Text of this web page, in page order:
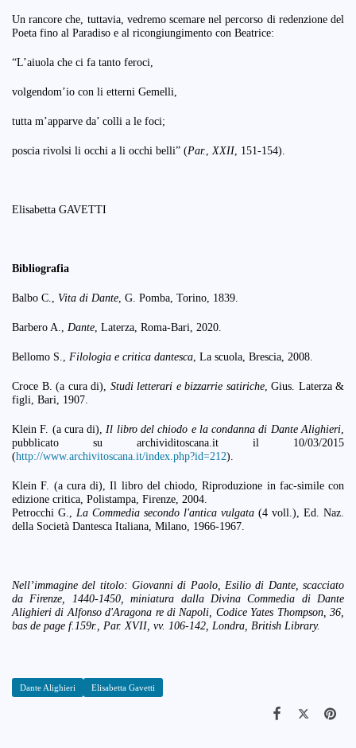
Un rancore che, tuttavia, vedremo scemare nel percorso di redenzione del
Poeta fino al Paradiso e al ricongiungimento con Beatrice:
“L’aiuola che ci fa tanto feroci,
volgendom’io con li etterni Gemelli,
tutta m’apparve da’ colli a le foci;
poscia rivolsi li occhi a li occhi belli” (Par. XXII , 151-154).
Elisabetta GAVETTI
Bibliografia
Balbo C., Vita di Dante , G. Pomba, Torino, 1839.
Barbero A., Dante , Laterza, Roma-Bari, 2020.
Bellomo S., Filologia e critica dantesca , La scuola, Brescia, 2008.
Croce B. (a cura di), Studi letterari e bizzarrie satiriche, Gius. Laterza &
figli, Bari, 1907.
Klein F. (a cura di), Il libro del chiodo e la condanna di Dante Alighieri
pubblicato su archividitoscana.it il 10/03/2015
(http://www.archivitoscana.it/index.php?id=212).
Klein F. (a cura di), Il libro del chiodo, Riproduzione in fac-simile con
edizione critica, Polistampa, Firenze, 2004.
Petrocchi G., La Commedia secondo l'antica vulgata (4 voll.), Ed. Naz.
della Società Dantesca Italiana, Milano, 1966-1967.
Nell’immagine del titolo: Giovanni di Paolo, Esilio di Dante, scacciato
da Firenze, 1440-1450, miniatura dalla Divina Commedia di Dante
Alighieri di Alfonso d'Aragona re di Napoli, Codice Yates Thompson, 36,
bas de page f.159r., Par. XVII, vv. 106-142, Londra, British Library.
Dante Alighieri Elisabetta Gavetti